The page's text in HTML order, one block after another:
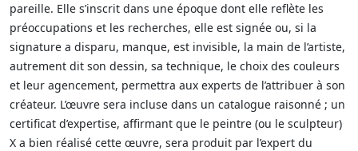
pareille. Elle s’inscrit dans une époque dont elle reflète les
préoccupations et les recherches, elle est signée ou, si la
signature a disparu, manque, est invisible, la main de l’artiste,
autrement dit son dessin, sa technique, le choix des couleurs
et leur agencement, permettra aux experts de l’attribuer à son
créateur. L’œuvre sera incluse dans un catalogue raisonné ; un
certificat d’expertise, affirmant que le peintre (ou le sculpteur)
X a bien réalisé cette œuvre, sera produit par l’expert du